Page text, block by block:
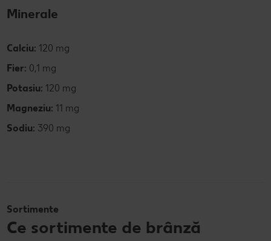
Minerale
Calciu: 120 mg
Fier: 0,1 mg
Potasiu: 120 mg
Magneziu: 11 mg
Sodiu: 390 mg
Sortimente
Ce sortimente de brânză